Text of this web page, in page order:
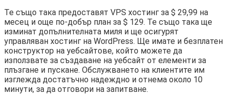
Те също така предоставят VPS хостинг за $ 29,99 на
месец и още по-добър план за $ 129. Те също така ще
изминат допълнителната миля и ще осигурят
управляван хостинг на WordPress. Ще имате и безплатен
конструктор на уебсайтове, който можете да
използвате за създаване на уебсайт от елементи за
плъзгане и пускане. Обслужването на клиентите им
изглежда достатъчно надеждно и отнема около 10
минути, за да отговори на запитване.